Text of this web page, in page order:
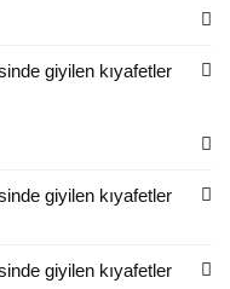
giyilen kıyafetler
giyilen kıyafetler
giyilen kıyafetler